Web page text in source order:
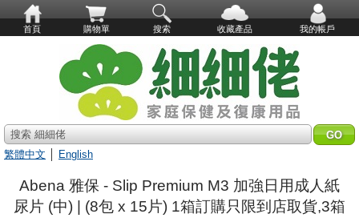
首頁 購物單 搜索 收藏產品 我的帳戶
搜索 細細佬
繁體中文
English
Abena 雅保 - Slip Premium M3 加強日用成人紙
尿片 (中) | (8包 x 15片) 1箱訂購只限到店取貨,3箱